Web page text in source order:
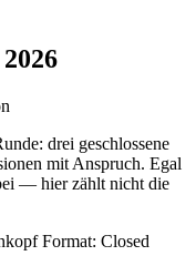
drei geschlossene
mit Anspruch. Egal
— hier zählt nicht die
Format: Closed